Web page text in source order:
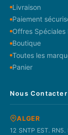
Livraison
Paiement
Offres Spéciales
Boutique
Toutes les
Panier
Nous Contacter
ALGER
12 SNTP EST.